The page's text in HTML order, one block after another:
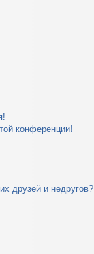
конференции!
друзей и недругов?